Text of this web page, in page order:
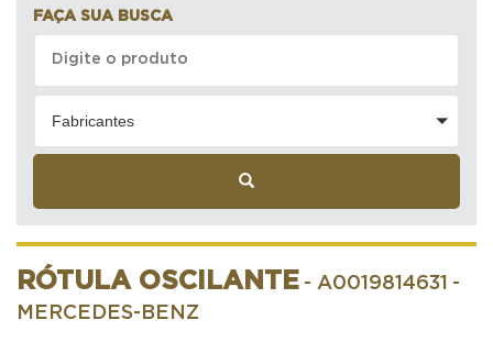
FAÇA SUA BUSCA
Fabricantes
RÓTULA OSCILANTE - A0019814631 -
MERCEDES-BENZ